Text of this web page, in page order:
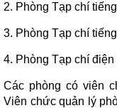
2. Phòng Tạp chí
3. Phòng Tạp chí
4. Phòng Tạp chí điện
Các phòng có viên
Viên chức quản lý